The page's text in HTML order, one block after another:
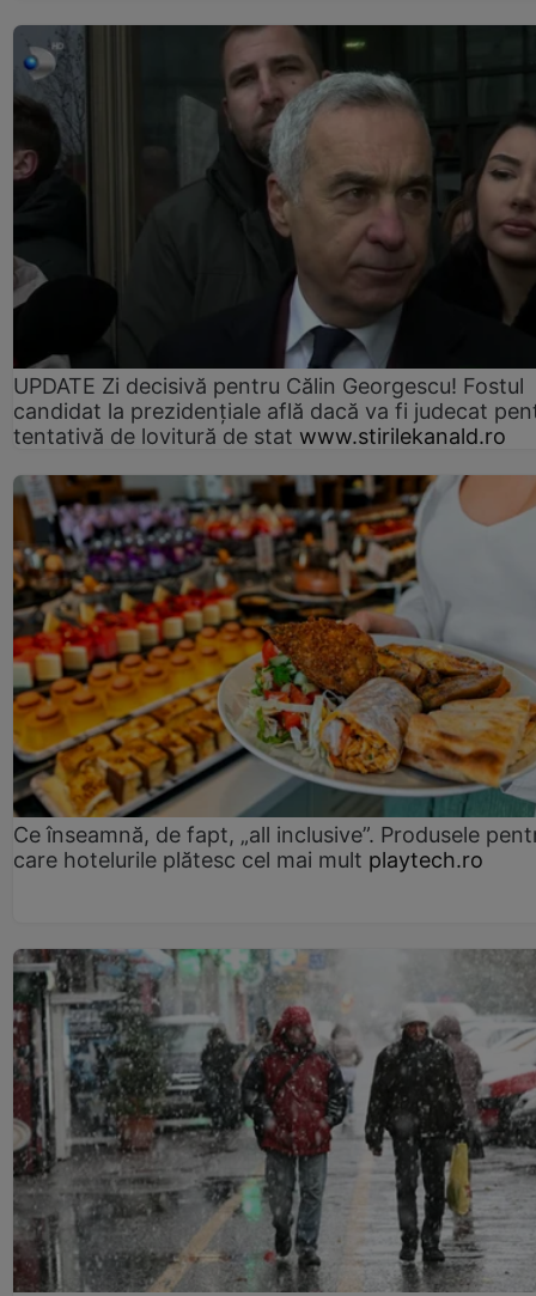
UPDATE Zi decisivă pentru Călin Georgescu! Fostul
candidat la prezidențiale află dacă va fi judecat
tentativă de lovitură de stat www.stirilekanald.ro
Ce înseamnă, de fapt, „all inclusive”. Produsele
care hotelurile plătesc cel mai mult playtech.ro